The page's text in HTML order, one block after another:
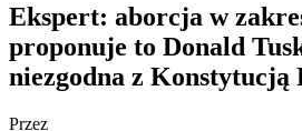
Ekspert: aborcja w
proponuje to Donald
niezgodna z Konstytucją
Przez